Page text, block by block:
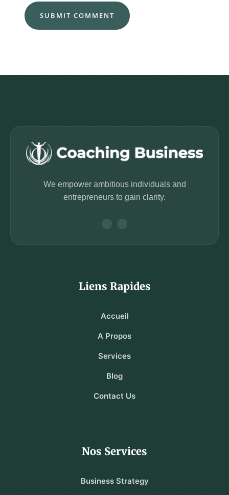
We empower ambitious individuals and
entrepreneurs to gain clarity.
Liens Rapides
Accueil
A Propos
Services
Blog
Contact Us
Nos Services
Business Strategy